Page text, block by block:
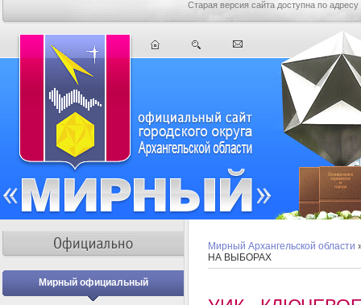
Старая версия сайта доступна по адресу
Мирный официальный
Мирный Архангельской области
НА ВЫБОРАХ